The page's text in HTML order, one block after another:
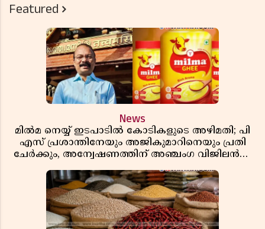
Featured
News
മിൽമ നെയ്യ് ഇടപാടിൽ കോടികളുടെ അഴിമതി; പി
എസ് പ്രശാന്തിനേയും അജികുമാറിനെയും പ്രതി
ചേർക്കും, അന്വേഷണത്തിന് അഞ്ചംഗ വിജിലൻസ്